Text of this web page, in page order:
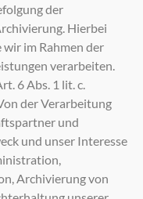
der
Hierbei
im Rahmen der
verarbeiten.
6 Abs. 1 lit. c.
der Verarbeitung
und
und unser Interesse
Archivierung von